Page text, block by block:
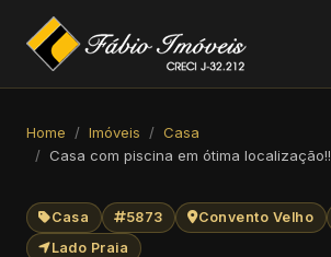
Home Imóveis
Casa
Casa com piscina em ótima localização!!
Casa 5873 Convento Velho
Lado Praia